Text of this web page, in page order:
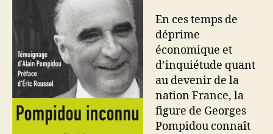
En ces temps de
déprime
économique et
d’inquiétude quant
au devenir de la
nation France, la
figure de Georges
Pompidou connaît